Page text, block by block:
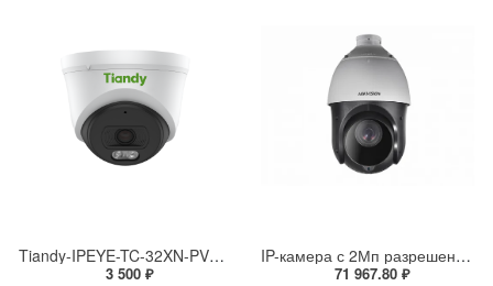
Tiandy-IPEYE-TC-32XN-PVZ 2Мп купольная «турель» IP камера с фиксированным объективом, серия SPARK со встроенным агентом IPEYE для ПВЗ
3 500 ₽
IP-камера с 2Мп разрешением DS-2DE4225IW-DE(S5)
71 967.80 ₽